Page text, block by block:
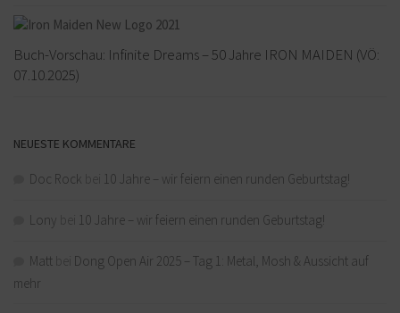
Buch-Vorschau: Infinite Dreams – 50 Jahre IRON MAIDEN (VÖ:
07.10.2025)
NEUESTE KOMMENTARE
Doc Rock 10 Jahre – wir feiern einen runden Geburtstag!
Lony 10 Jahre – wir feiern einen runden Geburtstag!
Matt
Dong Open Air 2025 – Tag 1: Metal, Mosh & Aussicht auf
mehr